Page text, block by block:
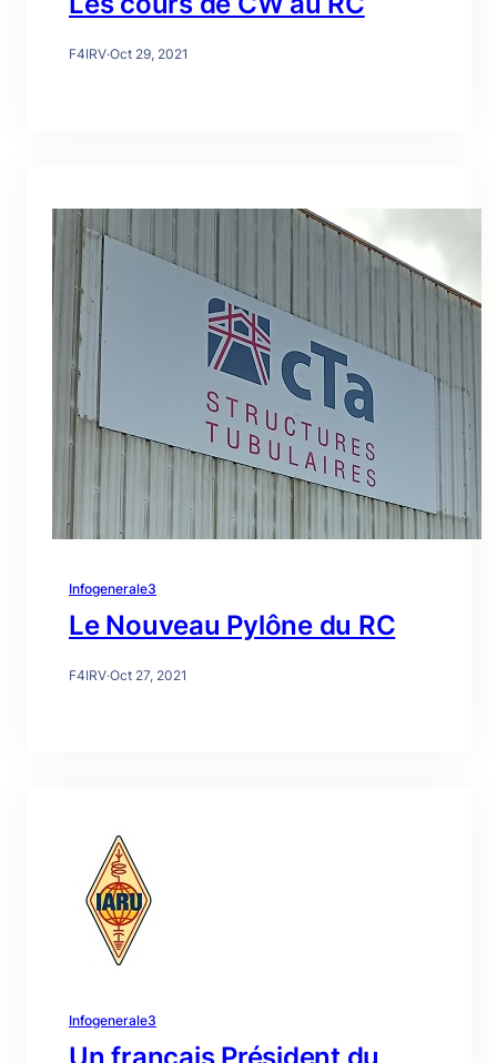
F4IRV·Oct 29, 2021
Infogenerale3
Le Nouveau Pylône du RC
F4IRV·Oct 27, 2021
Infogenerale3